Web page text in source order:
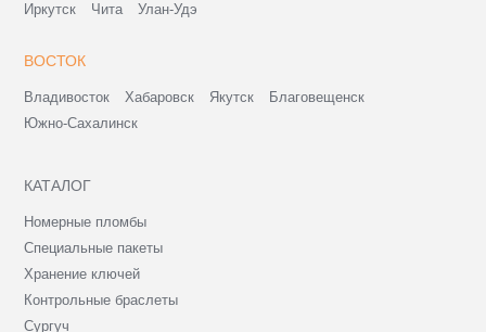
Иркутск Чита Улан-Удэ
ВОСТОК
Владивосток Хабаровск Якутск
Благовещенск
Южно-Сахалинск
КАТАЛОГ
Номерные пломбы
Специальные пакеты
Хранение ключей
Контрольные браслеты
Сургуч